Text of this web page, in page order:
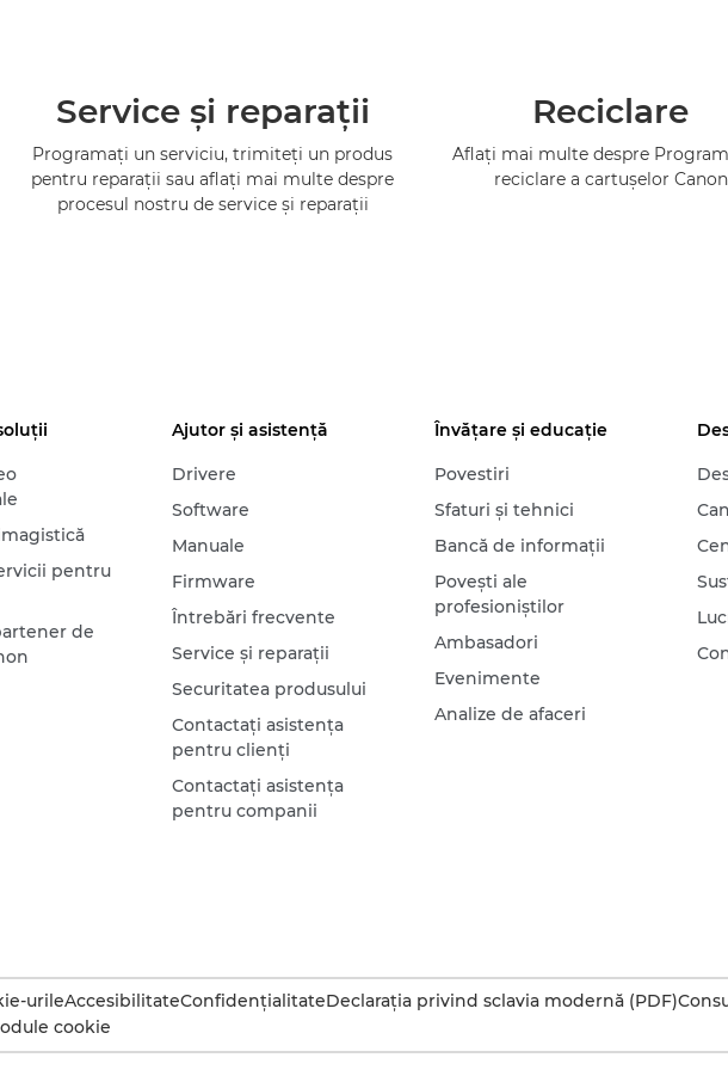
Service şi reparaţii
Programaţi un serviciu, trimiteţi un produs
pentru reparaţii sau aflaţi mai multe despre
procesul nostru de service şi reparaţii
Reciclare
Aflaţi mai multe despre
reciclare a cartuşelor Canon
pentru
de
Ajutor şi asistenţă
Drivere
Software
Manuale
Firmware
Întrebări frecvente
Service şi reparaţii
Securitatea produsului
Contactaţi asistenţa
pentru clienţi
Contactaţi asistenţa
pentru companii
Învăţare şi educaţie
Povestiri
Sfaturi şi tehnici
Bancă de informaţii
Poveşti ale
profesioniştilor
Ambasadori
Evenimente
Analize de afaceri
urileAccesibilitateConfidenţialitateDeclaraţia privind sclavia modernă (PDF)
cookie